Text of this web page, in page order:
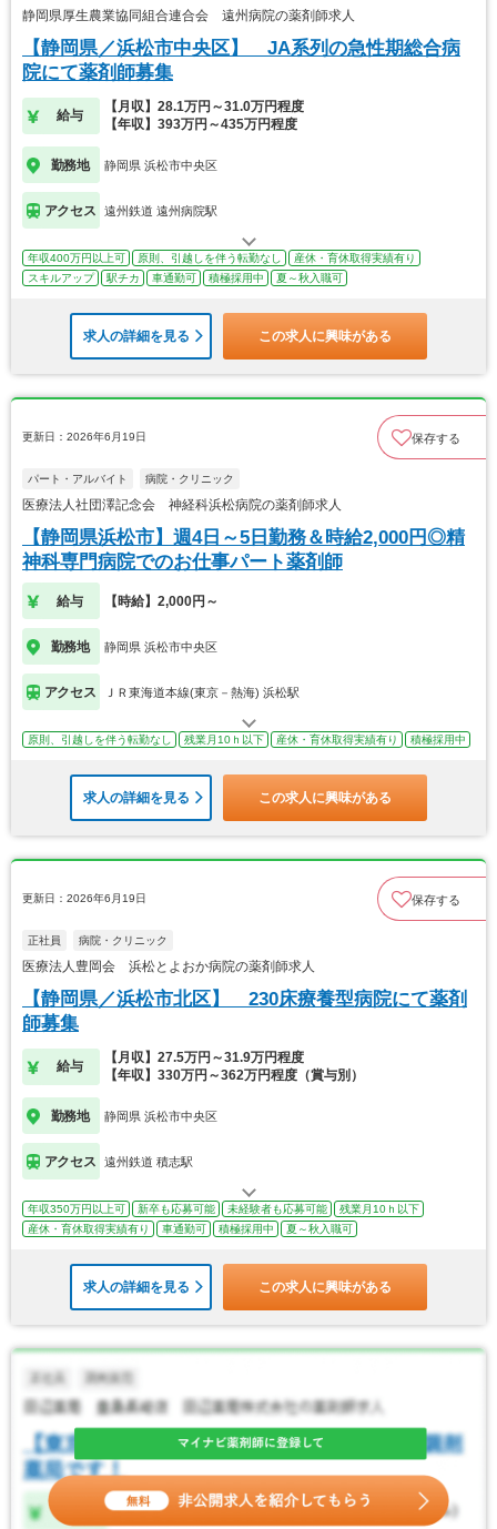
静岡県厚生農業協同組合連合会 遠州病院の薬剤師求人
【静岡県／浜松市中央区】 JA系列の急性期総合病
院にて薬剤師募集
給与
【月収】28.1万円～31.0万円程度
【年収】393万円～435万円程度
勤務地 静岡県 浜松市中央区
アクセス 遠州鉄道 遠州病院駅
年収400万円以上可 原則、引越しを伴う転勤なし
産休・育休取得実績有り
スキルアップ
駅チカ 車通勤可 積極採用中 夏～秋入職可
求人の詳細を見る この求人に興味がある
更新日：2026年6月19日 保存する
パート・アルバイト 病院・クリニック
医療法人社団澤記念会 神経科浜松病院の薬剤師求人
【静岡県浜松市】週4日～5日勤務＆時給2,000円◎精
神科専門病院でのお仕事パート薬剤師
給与 【時給】2,000円～
勤務地 静岡県 浜松市中央区
アクセス ＪＲ東海道本線(東京－熱海) 浜松駅
原則、引越しを伴う転勤なし 残業月10ｈ以下 産休・育休取得実績有り 積極採用中
求人の詳細を見る この求人に興味がある
更新日：2026年6月19日 保存する
正社員 病院・クリニック
医療法人豊岡会 浜松とよおか病院の薬剤師求人
【静岡県／浜松市北区】 230床療養型病院にて薬剤
師募集
給与
【月収】27.5万円～31.9万円程度
【年収】330万円～362万円程度（賞与別）
勤務地 静岡県 浜松市中央区
アクセス 遠州鉄道 積志駅
年収350万円以上可 新卒も応募可能 未経験者も応募可能
残業月10ｈ以下
産休・育休取得実績有り
車通勤可 積極採用中 夏～秋入職可
求人の詳細を見る この求人に興味がある